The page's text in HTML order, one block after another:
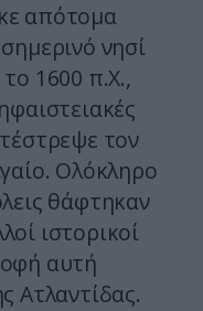
απότομα
νησί
1600 π.Χ.,
τον
Ολόκληρο
θάφτηκαν
ιστορικοί
αυτή
Ατλαντίδας.